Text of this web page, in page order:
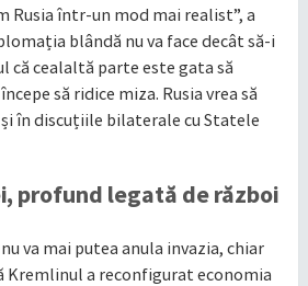
Rusia într-un mod mai realist”, a
blândă nu va face decât să-i
că cealaltă parte este gata să
să ridice miza. Rusia vrea să
în discuțiile bilaterale cu Statele
profund legată de război
va mai putea anula invazia, chiar
Kremlinul a reconfigurat economia